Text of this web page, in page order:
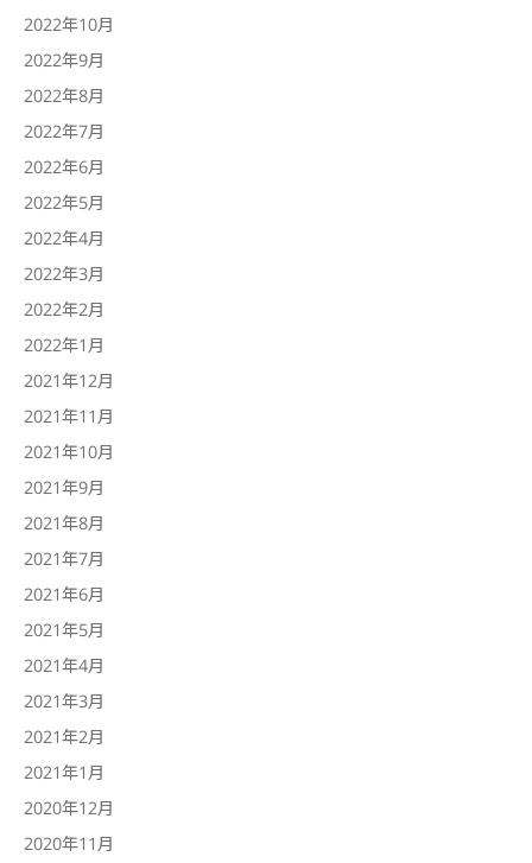
2022年10月
2022年9月
2022年8月
2022年7月
2022年6月
2022年5月
2022年4月
2022年3月
2022年2月
2022年1月
2021年12月
2021年11月
2021年10月
2021年9月
2021年8月
2021年7月
2021年6月
2021年5月
2021年4月
2021年3月
2021年2月
2021年1月
2020年12月
2020年11月